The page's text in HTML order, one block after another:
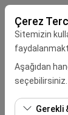
Çerez
Sitemizin
Aşağıdan
seçebilirsiniz.
Gerekli